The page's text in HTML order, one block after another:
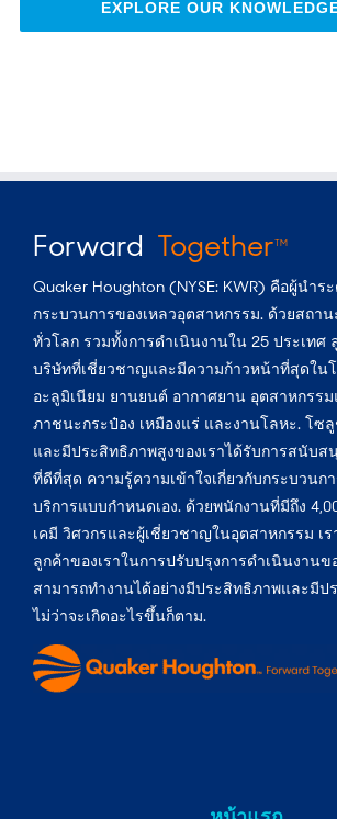
EXPLORE OUR
Forward TogetherTM
Quaker Houghton (NYSE: KWR) คือผู้นำร
กระบวนการของเหลวอุตสาหกรรม. ด้วยสถา
ทั่วโลก รวมทั้งการดำเนินงานใน 25 ประเทศ
บริษัทที่เชี่ยวชาญและมีความก้าวหน้าที่สุดใน
อะลูมิเนียม ยานยนต์ อากาศยาน อุตสาหกรร
ภาชนะกระป๋อง เหมืองแร่ และงานโลหะ. โซ
และมีประสิทธิภาพสูงของเราได้รับการสนับส
ที่ดีที่สุด ความรู้ความเข้าใจเกี่ยวกับกระบวนก
บริการแบบกำหนดเอง. ด้วยพนักงานที่มีถึง
เคมี วิศวกรและผู้เชี่ยวชาญในอุตสาหกรรม เ
ลูกค้าของเราในการปรับปรุงการดำเนินงานข
สามารถทำงานได้อย่างมีประสิทธิภาพและมี
ไม่ว่าจะเกิดอะไรขึ้นก็ตาม.